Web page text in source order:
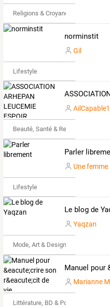
Religions & Croyances
norminstit
Gil
Lifestyle
Beauté, Santé & Remise en forme
Parler
Une femme
Lifestyle
Le blog de
Yaqzan
Mode, Art & Design
Marianne
Littérature, BD & Poésie